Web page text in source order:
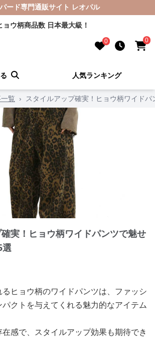
ード専門通販サイト レオパル
ョウ柄商品数 日本最大級！
0 0
人気ランキング
覧 › スタイルアップ確実！ヒョウ柄ワイド
実！ヒョウ柄ワイドパンツで魅せ
選
るヒョウ柄のワイドパンツは、ファッシ
パクトを与えてくれる魅力的なアイテム
感で、スタイルアップ効果も期待でき